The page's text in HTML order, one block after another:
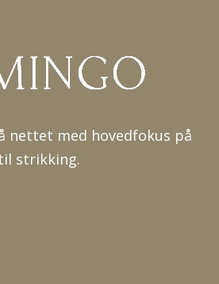
nettet med hovedfokus på
strikking.